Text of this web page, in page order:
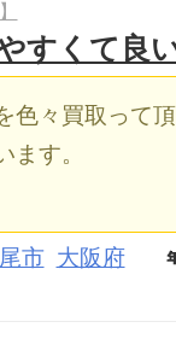
すくて良
色々買取って
ます。
市 大阪府